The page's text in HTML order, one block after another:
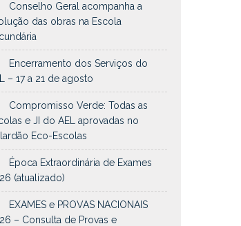
Conselho Geral acompanha a
das obras na Escola
Encerramento dos Serviços do
– 17 a 21 de agosto
Compromisso Verde: Todas as
e JI do AEL aprovadas no
Eco-Escolas
Época Extraordinária de Exames
(atualizado)
EXAMES e PROVAS NACIONAIS
– Consulta de Provas e